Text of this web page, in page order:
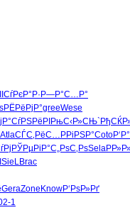
СѓРєР°Р·Р—Р°С…Р°
РЁРёРјР°greeWese
СѓРЅРёРІРњС‹Р»СЊ
AtlaСЃС‚РёС… РРіРЅР°Coto
РЎРµРіР°С„РѕС‚РѕSela
SieL Brac
GeraZoneKnowР‘РѕР»Рґ
1